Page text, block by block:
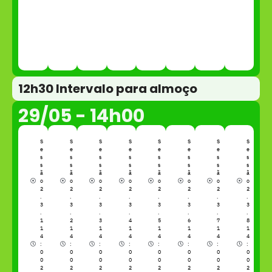
12h30 Intervalo para almoço
29/05 - 14h00
S
e
s
s
ã
o
2
3
1
1
4
:
0
0
2
S
e
s
s
ã
o
2
3
2
1
4
:
0
0
2
S
e
s
s
ã
o
2
3
3
1
4
:
0
0
2
S
e
s
s
ã
o
2
3
4
1
4
:
0
0
2
S
e
s
s
ã
o
2
3
5
1
4
:
0
0
2
S
e
s
s
ã
o
2
3
6
1
4
:
0
0
2
S
e
s
s
ã
o
2
3
7
1
4
:
0
0
2
S
e
s
s
ã
o
2
3
8
1
4
:
0
0
2